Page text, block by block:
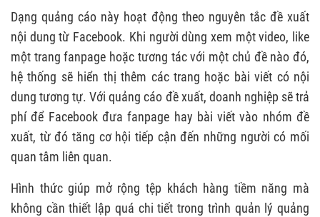
Dạng quảng cáo này hoạt động theo nguyên tắc đề xuất
nội dung từ Facebook. Khi người dùng xem một video, like
một trang fanpage hoặc tương tác với một chủ đề nào đó,
hệ thống sẽ hiển thị thêm các trang hoặc bài viết có nội
dung tương tự. Với quảng cáo đề xuất, doanh nghiệp sẽ trả
phí để Facebook đưa fanpage hay bài viết vào nhóm đề
xuất, từ đó tăng cơ hội tiếp cận đến những người có mối
quan tâm liên quan.
Hình thức giúp mở rộng tệp khách hàng tiềm năng mà
không cần thiết lập quá chi tiết trong trình quản lý quảng